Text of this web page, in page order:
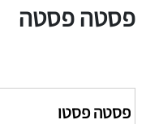
פסטה פסטה
פסטה פסטו